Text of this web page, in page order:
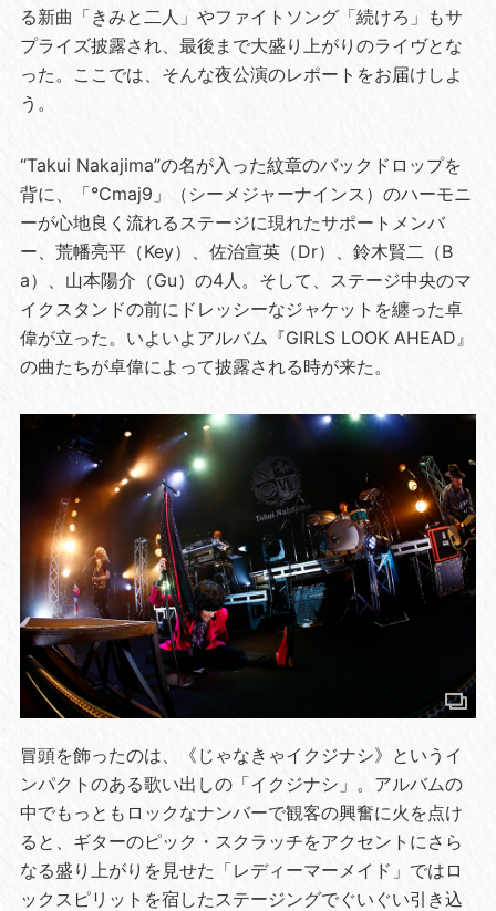
る新曲「きみと二人」やファイトソング「続けろ」もサ
プライズ披露され、最後まで大盛り上がりのライヴとな
った。ここでは、そんな夜公演のレポートをお届けしよ
う。
“Takui Nakajima”の名が入った紋章のバックドロップを
背に、「℃maj9」（シーメジャーナインス）のハーモニ
ーが心地良く流れるステージに現れたサポートメンバ
ー、荒幡亮平（Key）、佐治宣英（Dr）、鈴木賢二（B
a）、山本陽介（Gu）の4人。そして、ステージ中央のマ
イクスタンドの前にドレッシーなジャケットを纏った卓
偉が立った。いよいよアルバム『GIRLS LOOK AHEAD』
の曲たちが卓偉によって披露される時が来た。
冒頭を飾ったのは、《じゃなきゃイクジナシ》というイ
ンパクトのある歌い出しの「イクジナシ」。アルバムの
中でもっともロックなナンバーで観客の興奮に火を点け
ると、ギターのピック・スクラッチをアクセントにさら
なる盛り上がりを見せた「レディーマーメイド」ではロ
ックスピリットを宿したステージングでぐいぐい引き込